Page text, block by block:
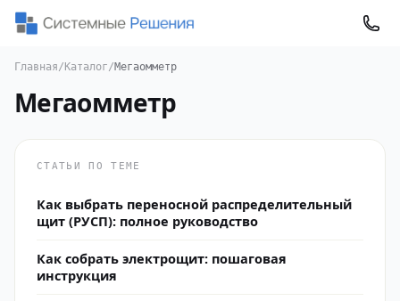
Главная/ Каталог/Мегаомметр
Мегаомметр
СТАТЬИ ПО ТЕМЕ
Как выбрать переносной распределительный
щит (РУСП): полное руководство
Как собрать электрощит: пошаговая
инструкция